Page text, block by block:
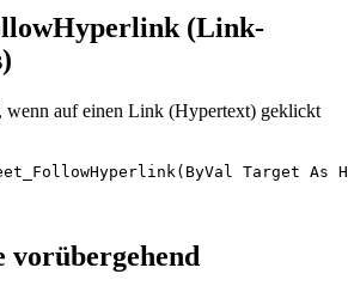
(Link-
wenn auf einen Link (Hypertext) geklickt
Target As
vorübergehend